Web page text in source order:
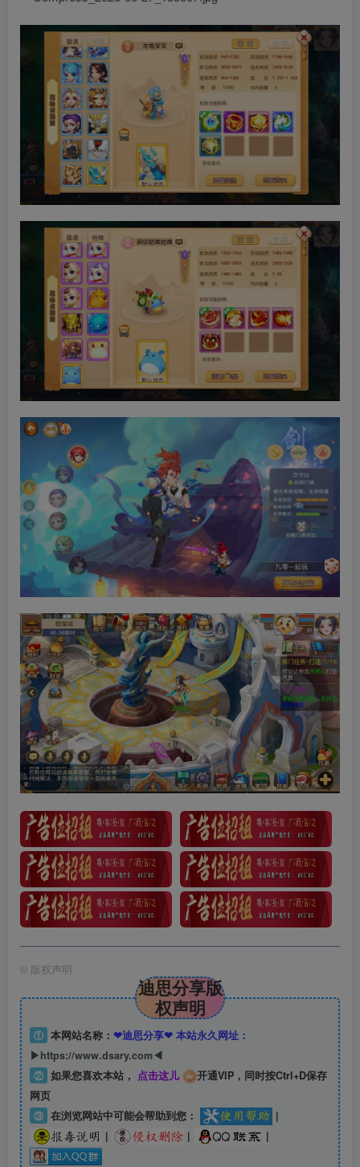
© 版权声明
迪思分享版
权声明
① 本网站名称： ❤迪思分享❤ 本站永久网址：
▶https://www.dsary.com◀
② 如果您喜欢本站， 点击这儿
开通VIP，同时按Ctrl+D保存
网页
③ 在浏览网站中可能会帮助到您：
|
|
| |